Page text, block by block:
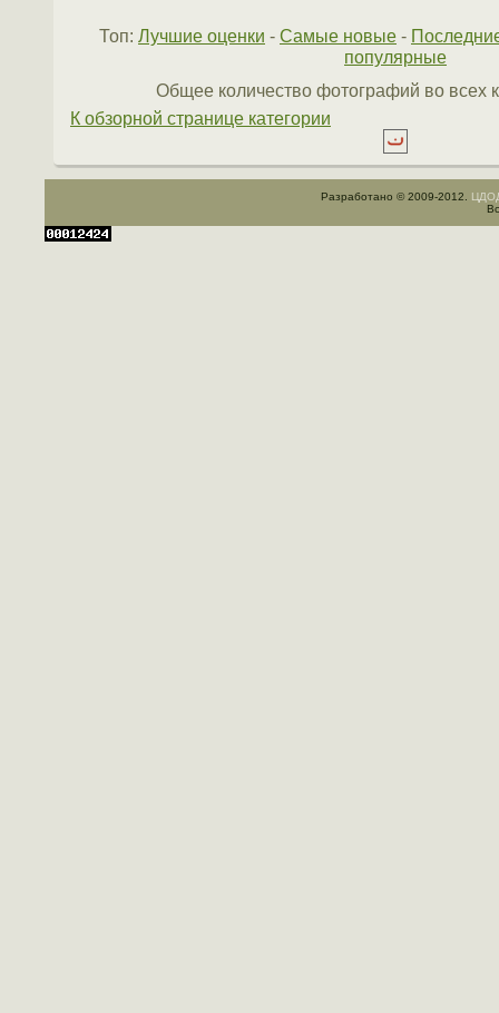
Топ: Лучшие оценки - Самые новые -
популярные
Общее количество фотографий во всех
К обзорной странице категории
Разработано © 2009-2012.